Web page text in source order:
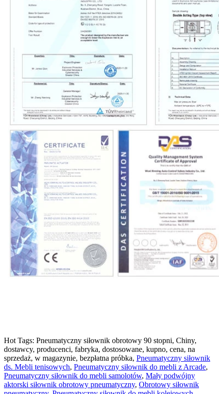
Hot Tags: Pneumatyczny siłownik obrotowy 90 stopni, Chiny,
dostawcy, producenci, fabryka, dostosowane, kupno, cena, na
sprzedaż, w magazynie, bezpłatna próbka, Pneumatyczny siłownik
ds. Mebli tenisowych, Pneumatyczny siłownik do mebli z Arcade,
Pneumatyczny siłownik do mebli samolotów, Mały podwójny
aktorski siłownik obrotowy pneumatyczny, Obrotowy siłownik